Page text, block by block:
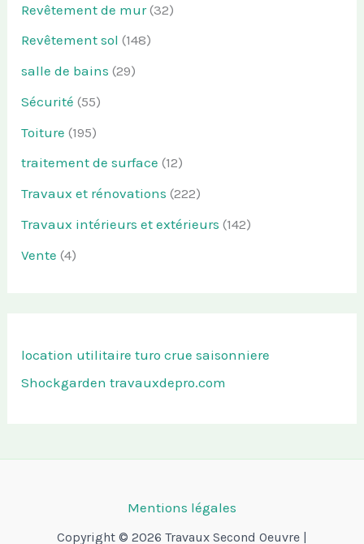
Revêtement de mur(32)
Revêtement sol (148)
salle de bains (29)
Sécurité (55)
Toiture (195)
traitement de surface (12)
Travaux et rénovations (222)
Travaux intérieurs et extérieurs (142)
Vente (4)
location utilitaire turo crue saisonniere
Shockgarden travauxdepro.com
Mentions légales
Copyright © 2026 Travaux Second Oeuvre |